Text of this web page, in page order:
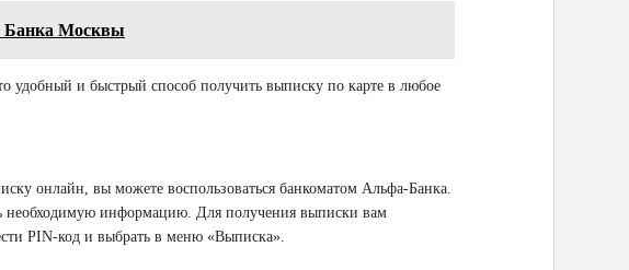
Банка Москвы
и быстрый способ получить выписку по карте в любое
онлайн, вы можете воспользоваться банкоматом Альфа-Банка.
необходимую информацию. Для получения выписки вам
PIN-код и выбрать в меню «Выписка».